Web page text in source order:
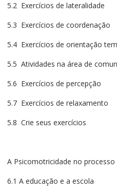
5.2 Exercícios de lateralidade
5.3 Exercícios de coordenação
5.4 Exercícios de orientação
5.5 Atividades na área de
5.6 Exercícios de percepção
5.7 Exercícios de relaxamento
5.8 Crie seus exercícios
A Psicomotricidade no processo
6.1 A educação e a escola